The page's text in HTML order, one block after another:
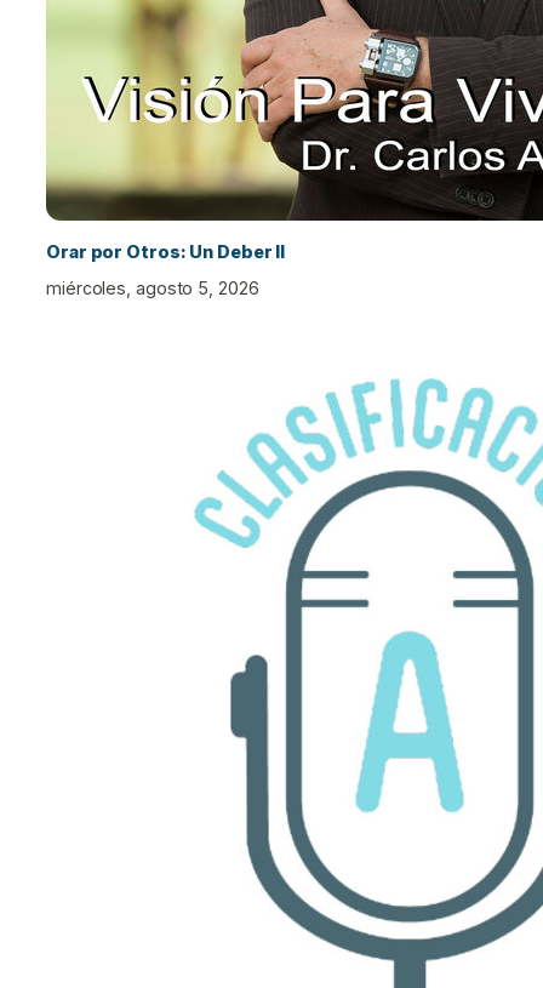
Orar por Otros: Un Deber II
miércoles, agosto 5, 2026